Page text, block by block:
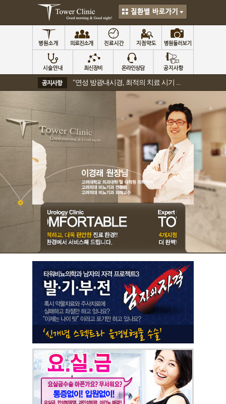
"연성 방광내시경, 최적의 치료 시기 ...